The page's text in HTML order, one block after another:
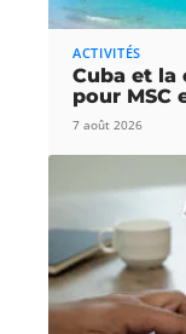
ACTIVITÉS
Cuba et la
pour MSC
7 août 2026